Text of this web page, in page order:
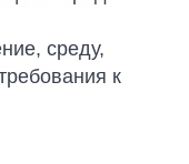
среду,
к